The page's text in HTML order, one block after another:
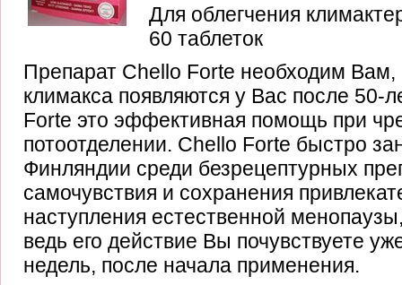
Для облегчения
60 таблеток
Препарат Chello Forte необходим
климакса появляются у Вас после 50-
Forte это эффективная помощь при
потоотделении. Chello Forte быстро
Финляндии среди безрецептурных
самочувствия и сохранения
наступления естественной
ведь его действие Вы почувствуете
недель, после начала применения.